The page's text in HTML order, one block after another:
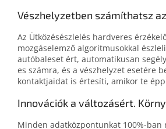
Vészhelyzetben számíthatsz
Az Ütközésészlelés hardveres
mozgáselemző algoritmusokkal
autóbaleset ért, automatikusan
es számra, és a vész­helyzet esetére
kontaktjaidat is értesíti, amikor te
Innovációk a változásért.
Minden adatközpontunkat 100%-ban